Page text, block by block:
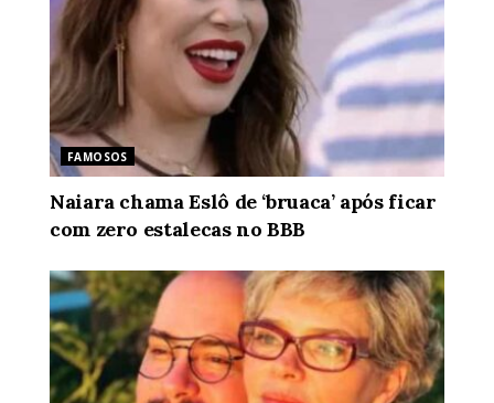
FAMOSOS
Naiara chama Eslô de ‘bruaca’ após ficar
com zero estalecas no BBB